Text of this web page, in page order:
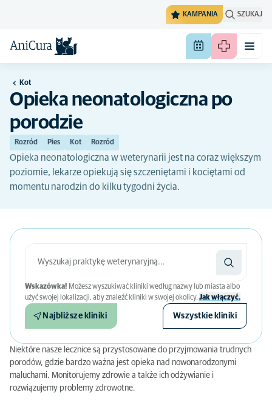
KAMPANIA SZUKAJ
Kot
Opieka neonatologiczna po
porodzie
Rozród Pies Kot Rozród
Opieka neonatologiczna w weterynarii jest na coraz większym
poziomie, lekarze opiekują się szczeniętami i kociętami od
momentu narodzin do kilku tygodni życia.
Wskazówka! Możesz wyszukiwać kliniki według nazwy lub miasta albo
użyć swojej lokalizacji, aby znaleźć kliniki w swojej okolicy. Jak włączyć.
Najbliższe kliniki Wszystkie kliniki
Niektóre nasze lecznice są przystosowane do przyjmowania trudnych
porodów, gdzie bardzo ważna jest opieka nad nowonarodzonymi
maluchami. Monitorujemy zdrowie a także ich odżywianie i
rozwiązujemy problemy zdrowotne.